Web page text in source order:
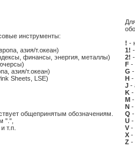
инструменты:
азия/т.океан)
финансы, энергия, металлы)
азия/т.океан)
Sheets, LSE)
общепринятым обозначениям.
".",
т.п.
! -
1!
2!
F -
G
H -
J -
K -
M
N -
Q -
U -
V -
X -
Z -